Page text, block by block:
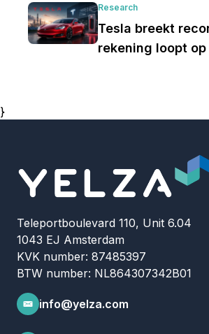
Research
Tesla breekt
rekening loopt op
}
Teleportboulevard 110, Unit 6.04
1043 EJ Amsterdam
KVK number: 87485397
BTW number: NL864307342B01
info@yelza.com